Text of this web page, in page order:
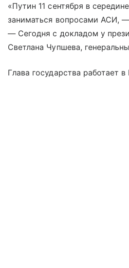
«Путин 11 сентября в
заниматься вопросами АСИ, —
— Сегодня с докладом у
Светлана Чупшева,
Глава государства работает